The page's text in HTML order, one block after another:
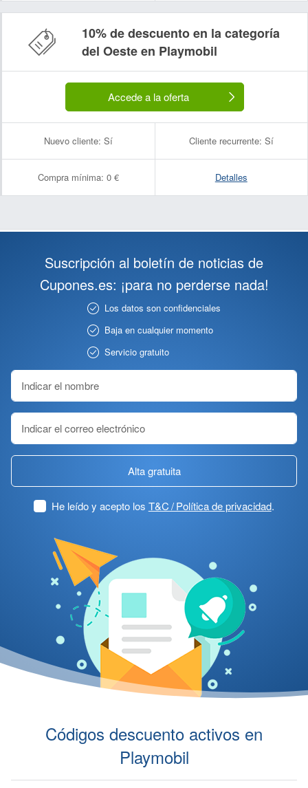
10% de descuento en la categoría
del Oeste en Playmobil
Accede a la oferta
Nuevo cliente: Sí Cliente recurrente: Sí
Compra mínima: 0 € Detalles
Suscripción al boletín de noticias de
Cupones.es: ¡para no perderse nada!
Los datos son confidenciales
Baja en cualquier momento
Servicio gratuito
Alta gratuita
He leído y acepto los T&C / Política de privacidad.
Códigos descuento activos en
Playmobil